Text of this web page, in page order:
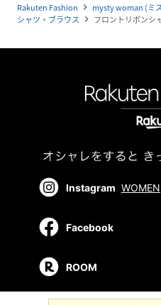
Rakuten Fashion navigate_next mysty woman (ミ
シャツ・ブラウス navigate_next フロントリボンシ
Instagram WOMEN
Facebook
ROOM